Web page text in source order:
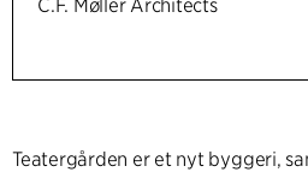
C.F. Møller Architects
Teatergården er et nyt byggeri,